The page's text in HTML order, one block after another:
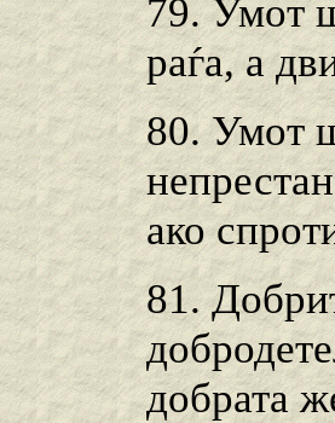
79. Умот
раѓа, а
80. Умот
ако
81.
добрата